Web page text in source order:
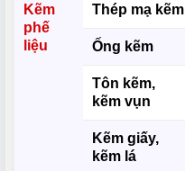
Kẽm
phế
liệu
Thép mạ kẽm
Ống kẽm
Tôn kẽm,
kẽm vụn
Kẽm giấy,
kẽm lá